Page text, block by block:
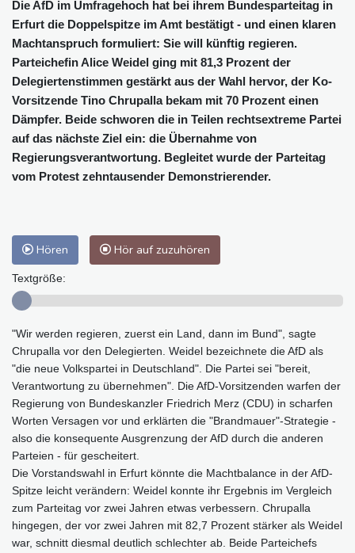
Die AfD im Umfragehoch hat bei ihrem Bundesparteitag in
Erfurt die Doppelspitze im Amt bestätigt - und einen klaren
Machtanspruch formuliert: Sie will künftig regieren.
Parteichefin Alice Weidel ging mit 81,3 Prozent der
Delegiertenstimmen gestärkt aus der Wahl hervor, der Ko-
Vorsitzende Tino Chrupalla bekam mit 70 Prozent einen
Dämpfer. Beide schworen die in Teilen rechtsextreme Partei
auf das nächste Ziel ein: die Übernahme von
Regierungsverantwortung. Begleitet wurde der Parteitag
vom Protest zehntausender Demonstrierender.
Hören Hör auf zuzuhören
Textgröße:
"Wir werden regieren, zuerst ein Land, dann im Bund", sagte
Chrupalla vor den Delegierten. Weidel bezeichnete die AfD als
"die neue Volkspartei in Deutschland". Die Partei sei "bereit,
Verantwortung zu übernehmen". Die AfD-Vorsitzenden warfen der
Regierung von Bundeskanzler Friedrich Merz (CDU) in scharfen
Worten Versagen vor und erklärten die "Brandmauer"-Strategie -
also die konsequente Ausgrenzung der AfD durch die anderen
Parteien - für gescheitert.
Die Vorstandswahl in Erfurt könnte die Machtbalance in der AfD-
Spitze leicht verändern: Weidel konnte ihr Ergebnis im Vergleich
zum Parteitag vor zwei Jahren etwas verbessern. Chrupalla
hingegen, der vor zwei Jahren mit 82,7 Prozent stärker als Weidel
war, schnitt diesmal deutlich schlechter ab. Beide Parteichefs